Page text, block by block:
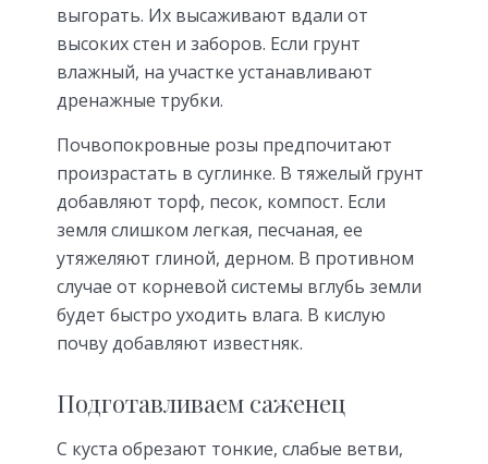
выгорать. Их высаживают вдали от
высоких стен и заборов. Если грунт
влажный, на участке устанавливают
дренажные трубки.
Почвопокровные розы предпочитают
произрастать в суглинке. В тяжелый грунт
добавляют торф, песок, компост. Если
земля слишком легкая, песчаная, ее
утяжеляют глиной, дерном. В противном
случае от корневой системы вглубь земли
будет быстро уходить влага. В кислую
почву добавляют известняк.
Подготавливаем саженец
С куста обрезают тонкие, слабые ветви,